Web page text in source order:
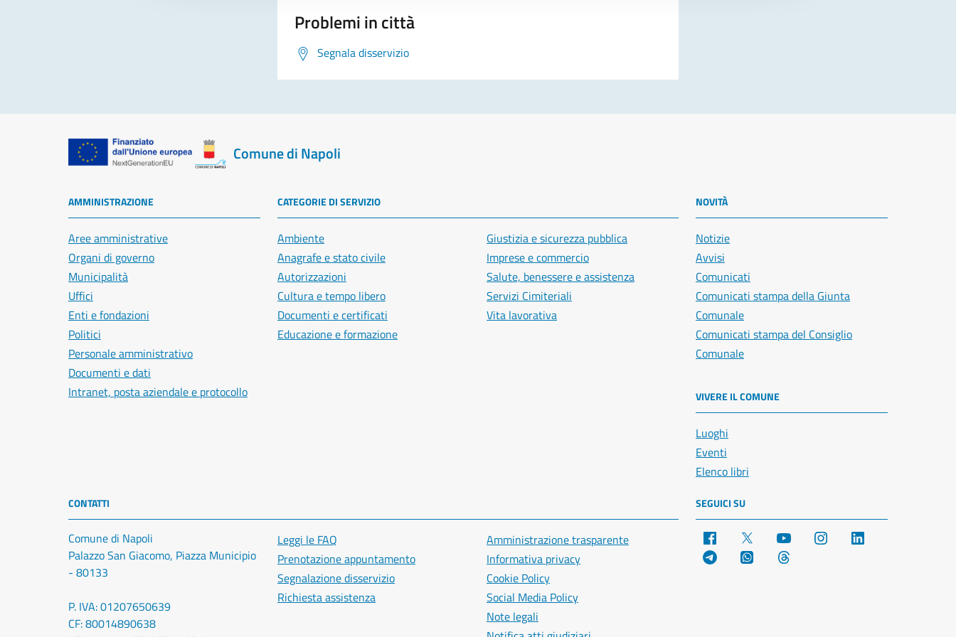
Problemi in città
Segnala disservizio
Comune di Napoli
AMMINISTRAZIONE
Aree amministrative
Organi di governo
Municipalità
Uffici
Enti e fondazioni
Politici
Personale amministrativo
Documenti e dati
Intranet, posta aziendale e protocollo
CATEGORIE DI SERVIZIO
Ambiente
Anagrafe e stato civile
Autorizzazioni
Cultura e tempo libero
Documenti e certificati
Educazione e formazione
Giustizia e sicurezza pubblica
Imprese e commercio
Salute, benessere e assistenza
Servizi Cimiteriali
Vita lavorativa
NOVITÀ
Notizie
Avvisi
Comunicati
Comunicati stampa della Giunta
Comunale
Comunicati stampa del Consiglio
Comunale
VIVERE IL COMUNE
Luoghi
Eventi
Elenco libri
CONTATTI
Comune di Napoli
Palazzo San Giacomo, Piazza Municipio
- 80133
P. IVA: 01207650639
CF: 80014890638
Leggi le FAQ
Prenotazione appuntamento
Segnalazione disservizio
Richiesta assistenza
Amministrazione trasparente
Informativa privacy
Cookie Policy
Social Media Policy
Note legali
SEGUICI SU
Facebook YouTube Instagram
Telegram WhatsApp